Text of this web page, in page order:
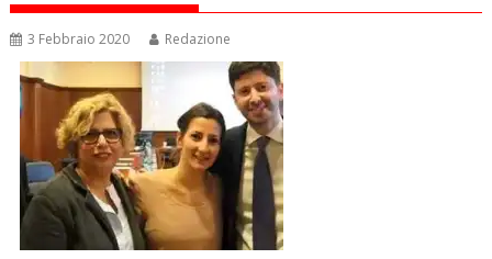
3 Febbraio 2020 Redazione